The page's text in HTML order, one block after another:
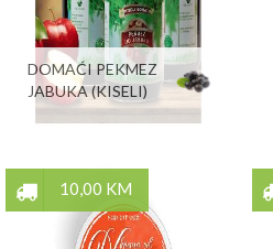
DOMAĆI PEKMEZ
JABUKA (KISELI)
10,00 KM